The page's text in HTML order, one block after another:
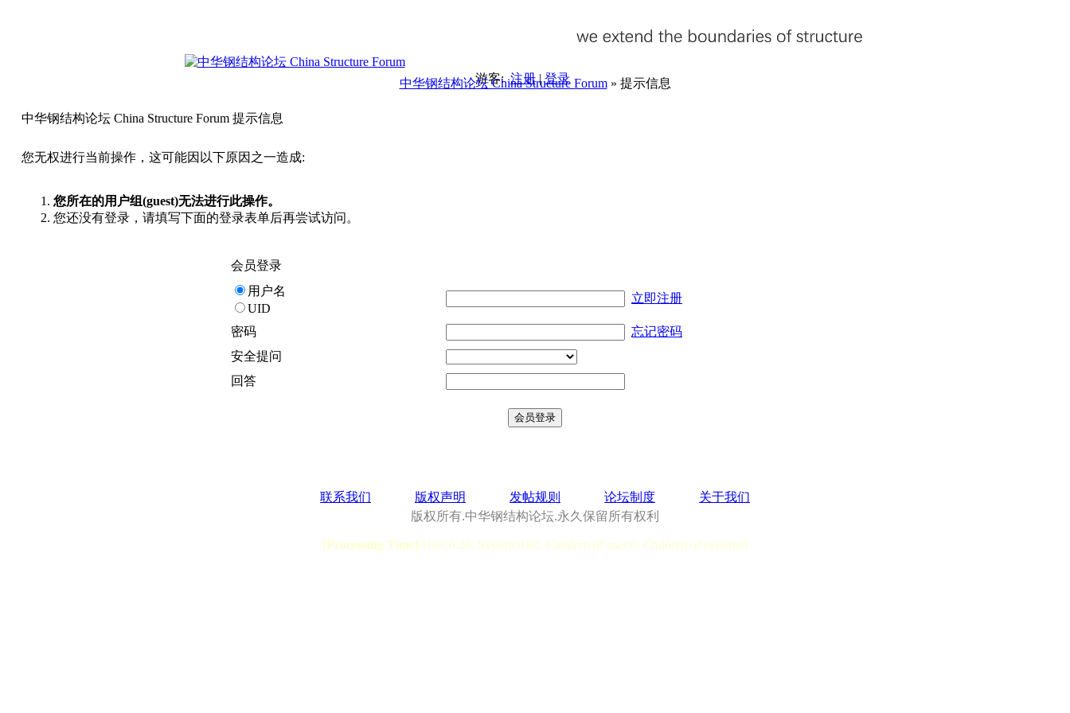
游客:注册|登录
中华钢结构论坛 China Structure Forum» 提示信息
中华钢结构论坛 China Structure Forum 提示信息
您无权进行当前操作，这可能因以下原因之一造成:
您所在的用户组(guest)无法进行此操作。
您还没有登录，请填写下面的登录表单后再尝试访问。
会员登录
用户名
UID
立即注册
密码
忘记密码
安全提问
回答
联系我们 版权声明 发帖规则 论坛制度
关于我们
版权所有.中华钢结构论坛.永久保留所有权利
[Processing Time] User:0.28, System:0.03, Children of user:0, Children of system:0